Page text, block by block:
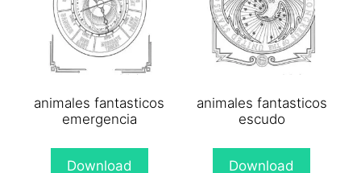
animales fantasticos
emergencia
Download
animales fantasticos
escudo
Download